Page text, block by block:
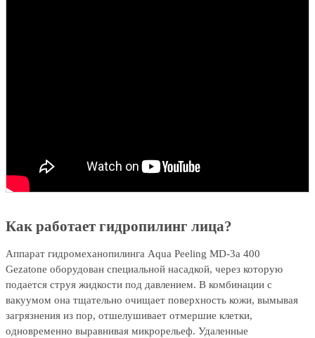
Как работает гидропилинг лица?
Аппарат гидромеханопилинга Aqua Peeling MD-3a 400
Gezatone оборудован специальной насадкой, через которую
подается струя жидкости под давлением. В комбинации с
вакуумом она тщательно очищает поверхность кожи, вымывая
загрязнения из пор, отшелушивает отмершие клетки,
одновременно выравнивая микрорельеф. Удаленные